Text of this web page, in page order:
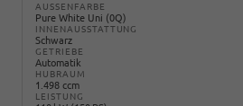
AUSSENFARBE
Pure White Uni (0Q)
INNENAUSSTATTUNG
Schwarz
GETRIEBE
Automatik
HUBRAUM
1.498 ccm
LEISTUNG